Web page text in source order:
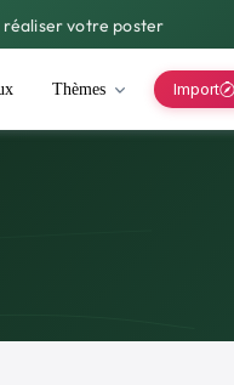
réaliser votre poster
Thèmes Import